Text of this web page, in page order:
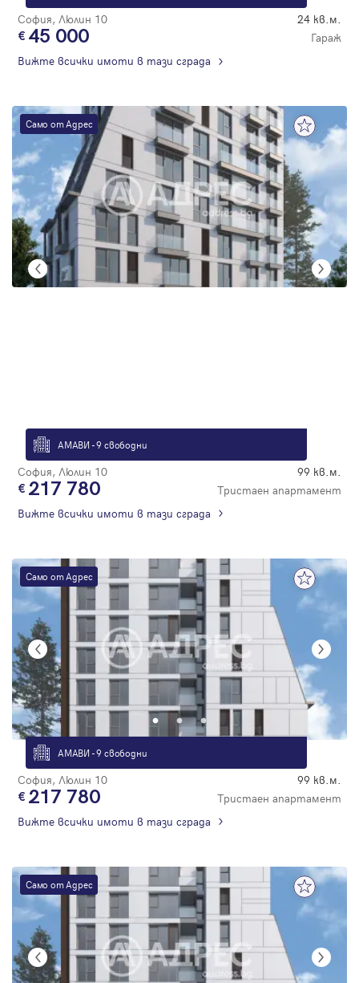
София, Люлин 10 24 кв.м.
45 000
Гараж
Вижте всички имоти в тази сграда
Само от Адрес
АМАВИ - 9 свободни
София, Люлин 10 99 кв.м.
217 780
Тристаен апартамент
Вижте всички имоти в тази сграда
Само от Адрес
АМАВИ - 9 свободни
София, Люлин 10 99 кв.м.
217 780
Тристаен апартамент
Вижте всички имоти в тази сграда
Само от Адрес